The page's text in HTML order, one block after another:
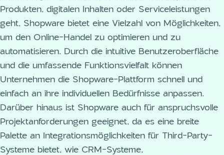
Produkten, digitalen Inhalten oder Serviceleistungen
geht, Shopware bietet eine Vielzahl von Möglichkeiten,
um den Online-Handel zu optimieren und zu
automatisieren. Durch die intuitive Benutzeroberfläche
und die umfassende Funktionsvielfalt können
Unternehmen die Shopware-Plattform schnell und
einfach an ihre individuellen Bedürfnisse anpassen.
Darüber hinaus ist Shopware auch für anspruchsvolle
Projektanforderungen geeignet, da es eine breite
Palette an Integrationsmöglichkeiten für Third-Party-
Systeme bietet, wie CRM-Systeme,